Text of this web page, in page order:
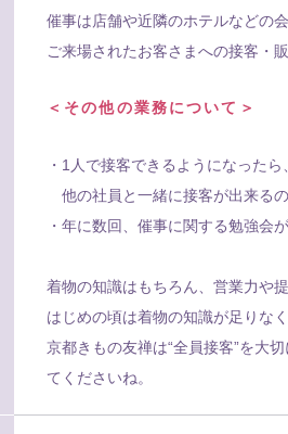
催事は店舗や近隣のホテルなどの
ご来場されたお客さまへの接客・
＜その他の業務について＞
・1人で接客できるようになった
他の社員と一緒に接客が出来る
・年に数回、催事に関する勉強会
着物の知識はもちろん、営業力や
はじめの頃は着物の知識が足りな
京都きもの友禅は“全員接客”を大
てくださいね。